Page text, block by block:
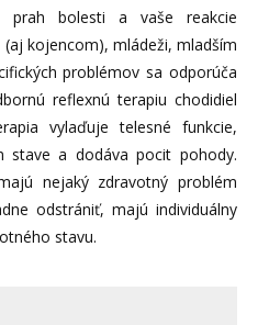
prah bolesti a vaše reakcie
kojencom), mládeži, mladším
problémov sa odporúča
reflexnú terapiu chodidiel
vylaďuje telesné funkcie,
stave a dodáva pocit pohody.
nejaký zdravotný problém
odstrániť, majú individuálny
stavu.